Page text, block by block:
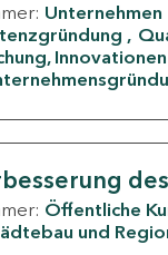
Unternehmen
Öffentliche
und